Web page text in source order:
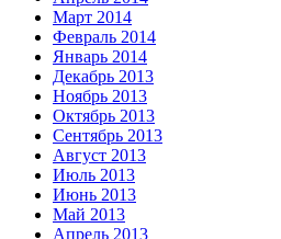
Март 2014
Февраль 2014
Январь 2014
Декабрь 2013
Ноябрь 2013
Октябрь 2013
Сентябрь 2013
Август 2013
Июль 2013
Июнь 2013
Май 2013
Апрель 2013